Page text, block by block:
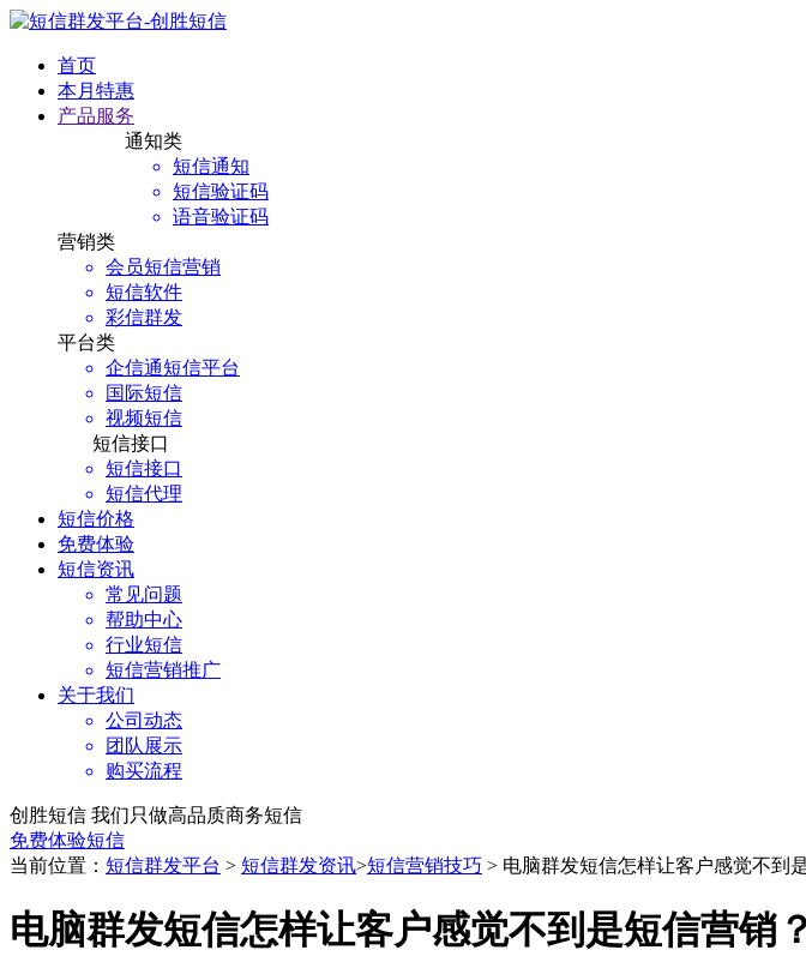
首页
本月特惠
产品服务
通知类
短信通知
短信验证码
语音验证码
营销类
会员短信营销
短信软件
彩信群发
平台类
企信通短信平台
国际短信
视频短信
短信接口
短信接口
短信代理
短信价格
免费体验
短信资讯
常见问题
帮助中心
行业短信
短信营销推广
关于我们
公司动态
团队展示
购买流程
创胜短信 我们只做高品质商务短信
免费体验短信
当前位置： 短信群发平台 > 短信群发资讯>短信营销技巧 > 电脑群发短信怎样让客户感觉不到
电脑群发短信怎样让客户感觉不到是短信营销？